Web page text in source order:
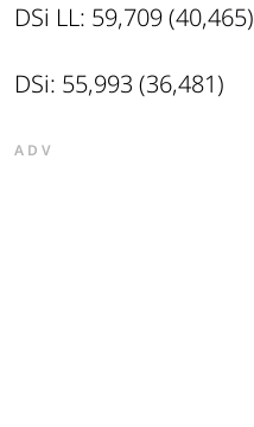
DSi LL: 59,709 (40,465)
DSi: 55,993 (36,481)
ADV